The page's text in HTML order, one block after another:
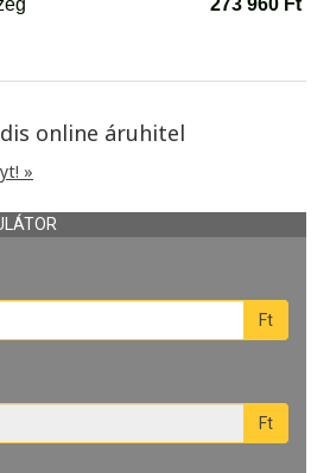
online áruhitel
»